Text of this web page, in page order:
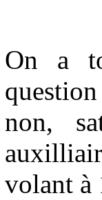
On a
non,
volant à